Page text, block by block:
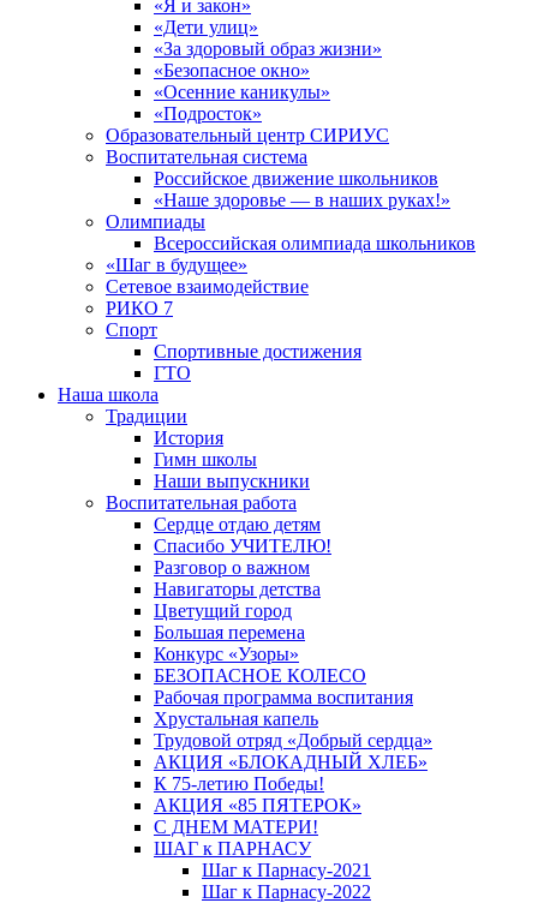
«Я и закон»
«Дети улиц»
«За здоровый образ жизни»
«Безопасное окно»
«Осенние каникулы»
«Подросток»
Образовательный центр СИРИУС
Воспитательная система
Российское движение школьников
«Наше здоровье — в наших руках!»
Олимпиады
Всероссийская олимпиада школьников
«Шаг в будущее»
Сетевое взаимодействие
РИКО 7
Спорт
Спортивные достижения
ГТО
Наша школа
Традиции
История
Гимн школы
Наши выпускники
Воспитательная работа
Сердце отдаю детям
Спасибо УЧИТЕЛЮ!
Разговор о важном
Навигаторы детства
Цветущий город
Большая перемена
Конкурс «Узоры»
БЕЗОПАСНОЕ КОЛЕСО
Рабочая программа воспитания
Хрустальная капель
Трудовой отряд «Добрый сердца»
АКЦИЯ «БЛОКАДНЫЙ ХЛЕБ»
К 75-летию Победы!
АКЦИЯ «85 ПЯТЕРОК»
С ДНЕМ МАТЕРИ!
ШАГ к ПАРНАСУ
Шаг к Парнасу-2021
Шаг к Парнасу-2022